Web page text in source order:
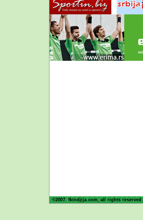
©2007. fkindjija.com, all rights reserved.